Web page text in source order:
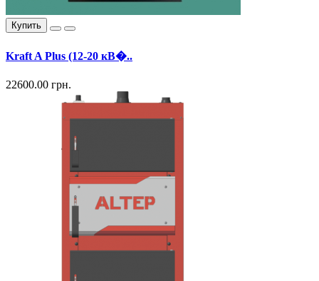
Купить
Kraft A Plus (12-20 кВ�..
22600.00 грн.